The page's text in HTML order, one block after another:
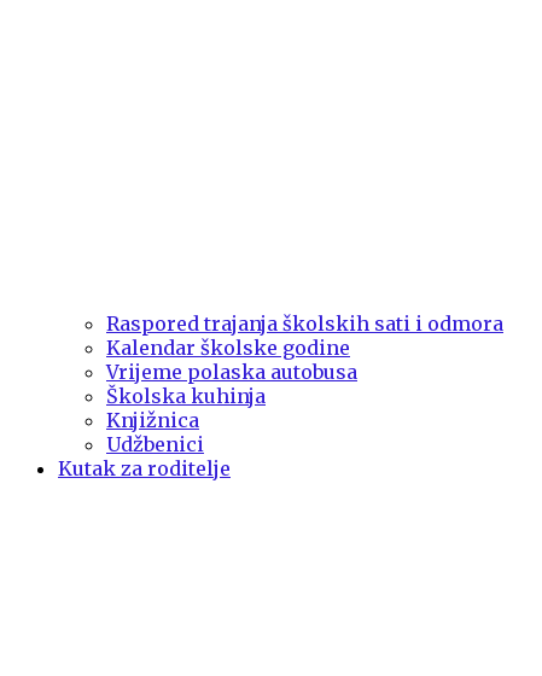
Raspored trajanja školskih sati i odmora
Kalendar školske godine
Vrijeme polaska autobusa
Školska kuhinja
Knjižnica
Udžbenici
Kutak za roditelje